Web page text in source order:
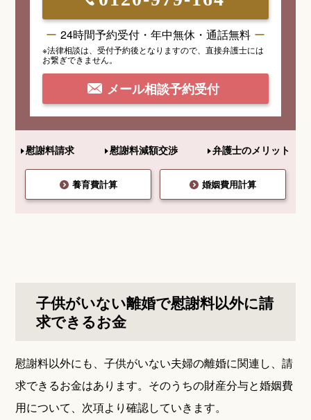
24時間予約受付・年中無休・通話無料
※法律相談は、受付予約後となりますので、 直接弁護士には
お繋ぎできません。
メール相談予約受付
慰謝料請求 慰謝料減額交渉 弁護士のメリット
養育費計算 婚姻費用計算
子供がいない離婚で慰謝料以外に請
求できるお金
慰謝料以外にも、子供がいない夫婦の離婚に関連し、請
求できるお金はあります。そのうちの財産分与と婚姻費
用について、次項より確認していきます。